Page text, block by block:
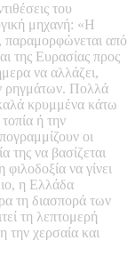
του
μηχανή: «Η
από
της Ευρασίας προς
να αλλάζει,
ρηγμάτων. Πολλά
κρυμμένα κάτω
ή την
οι
της να βασίζεται
να γίνει
η Ελλάδα
τη διασπορά των
τη λεπτομερή
χερσαία και